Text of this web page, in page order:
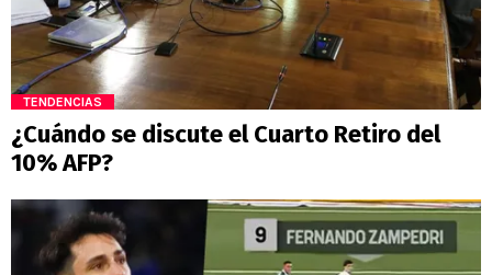
TENDENCIAS
¿Cuándo se discute el Cuarto Retiro del
10% AFP?